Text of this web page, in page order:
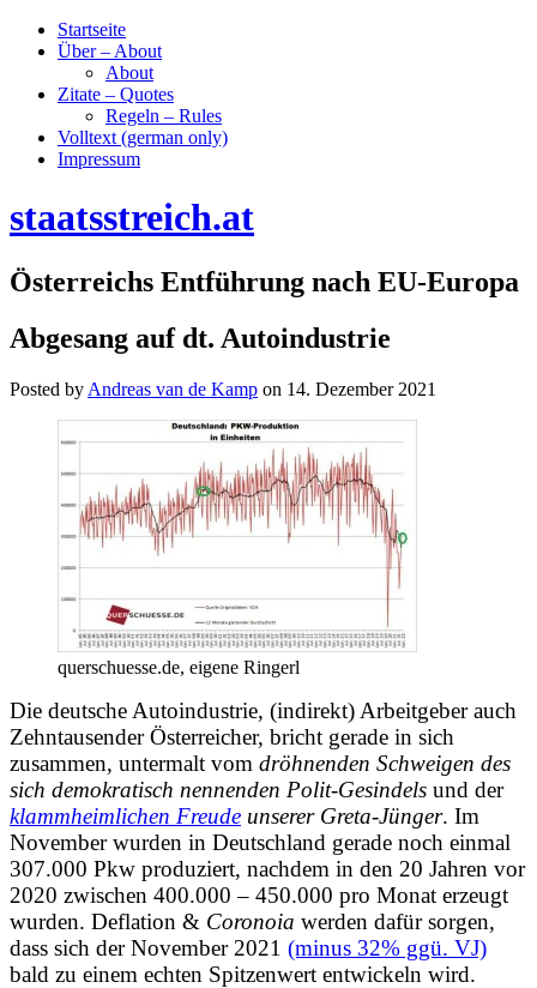
Startseite
Über – About
About
Zitate – Quotes
Regeln – Rules
Volltext (german only)
Impressum
staatsstreich.at
Österreichs Entführung nach EU-Europa
Abgesang auf dt. Autoindustrie
Posted by Andreas van de Kamp on 14. Dezember 2021
querschuesse.de, eigene Ringerl
Die deutsche Autoindustrie, (indirekt) Arbeitgeber auch
Zehntausender Österreicher, bricht gerade in sich
zusammen, untermalt vom dröhnenden Schweigen des
sich demokratisch nennenden Polit-Gesindels und der
klammheimlichen Freude unserer Greta-Jünger. Im
November wurden in Deutschland gerade noch einmal
307.000 Pkw produziert, nachdem in den 20 Jahren vor
2020 zwischen 400.000 – 450.000 pro Monat erzeugt
wurden. Deflation & Coronoia werden dafür sorgen,
dass sich der November 2021 (minus 32% ggü. VJ)
bald zu einem echten Spitzenwert entwickeln wird.